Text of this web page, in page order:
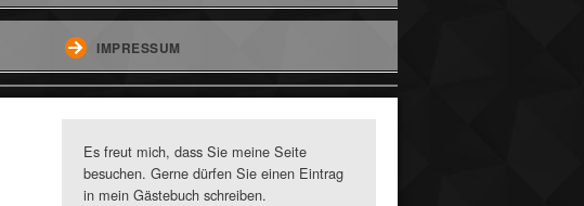
IMPRESSUM
Es freut mich, dass Sie meine Seite
besuchen. Gerne dürfen Sie einen Eintrag
in mein Gästebuch schreiben.